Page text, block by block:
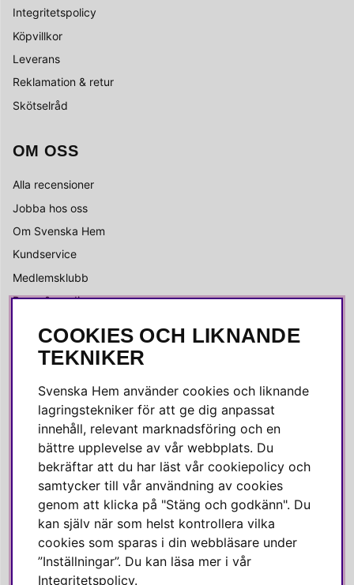
Integritetspolicy
Köpvillkor
Leverans
Reklamation & retur
Skötselråd
OM OSS
Alla recensioner
Jobba hos oss
Om Svenska Hem
Kundservice
Medlemsklubb
Press & media
SOCIALA MEDIER
Instagram
Linkedin
Pinterest
SVENSKA HEM
Varmt välkommen till Svenska Hem!
Vi värdesätter våra kunder högt och finns här för att hjälpa dig
COOKIES OCH LIKNANDE
TEKNIKER
Svenska Hem använder cookies och liknande
lagringstekniker för att ge dig anpassat
innehåll, relevant marknadsföring och en
bättre upplevelse av vår webbplats. Du
bekräftar att du har läst vår cookiepolicy och
samtycker till vår användning av cookies
genom att klicka på "Stäng och godkänn". Du
kan själv när som helst kontrollera vilka
cookies som sparas i din webbläsare under
”Inställningar”. Du kan läsa mer i vår
Integritetspolicy.